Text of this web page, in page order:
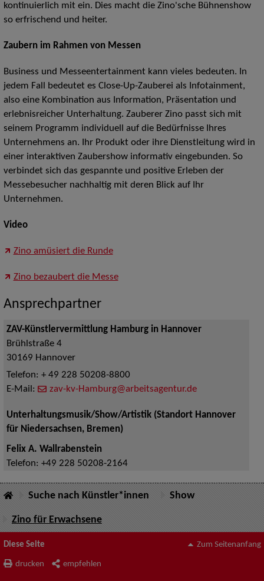
kontinuierlich mit ein. Dies macht die Zino'sche Bühnenshow
so erfrischend und heiter.
Zaubern im Rahmen von Messen
Business und Messeentertainment kann vieles bedeuten. In
jedem Fall bedeutet es Close-Up-Zauberei als Infotainment,
also eine Kombination aus Information, Präsentation und
erlebnisreicher Unterhaltung. Zauberer Zino passt sich mit
seinem Programm individuell auf die Bedürfnisse Ihres
Unternehmens an. Ihr Produkt oder ihre Dienstleitung wird in
einer interaktiven Zaubershow informativ eingebunden. So
verbindet sich das gespannte und positive Erleben der
Messebesucher nachhaltig mit deren Blick auf Ihr
Unternehmen.
Video
Zino amüsiert die Runde
Zino bezaubert die Messe
Ansprechpartner
ZAV-Künstlervermittlung Hamburg in Hannover
Brühlstraße 4
30169 Hannover
Telefon: + 49 228 50208-8800
E-Mail:
zav-kv-Hamburg@arbeitsagentur.de
Unterhaltungsmusik/Show/Artistik (Standort Hannover
für Niedersachsen, Bremen)
Felix A. Wallrabenstein
Telefon: +49 228 50208-2164
Suche nach Künstler*innen Show
Zino für Erwachsene
Diese Seite
drucken empfehlen
Zum Seitenanfang